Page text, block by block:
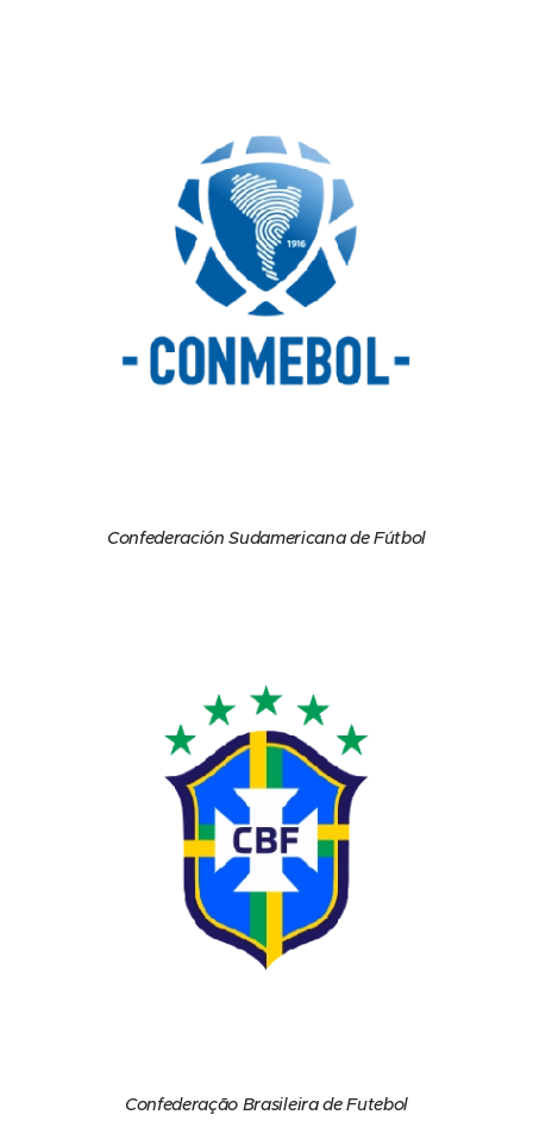
Confederación Sudamericana de Fútbol
Confederação Brasileira de Futebol